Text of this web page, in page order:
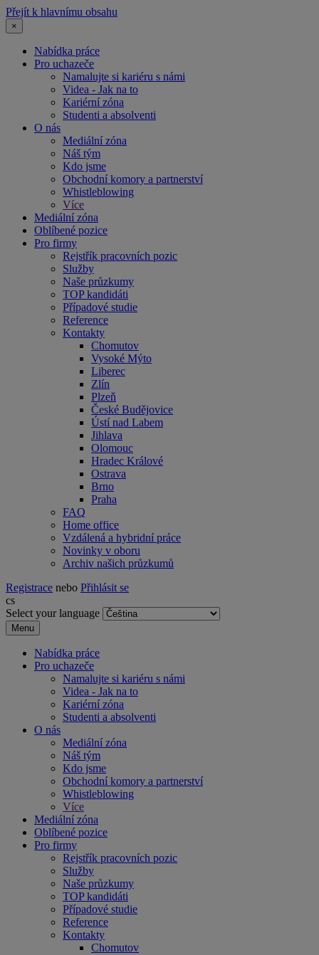
Přejít k hlavnímu obsahu
×
Nabídka práce
Pro uchazeče
Namalujte si kariéru s námi
Videa - Jak na to
Kariérní zóna
Studenti a absolventi
O nás
Mediální zóna
Náš tým
Kdo jsme
Obchodní komory a partnerství
Whistleblowing
Více
Mediální zóna
Oblíbené pozice
Pro firmy
Rejstřík pracovních pozic
Služby
Naše průzkumy
TOP kandidáti
Případové studie
Reference
Kontakty
Chomutov
Vysoké Mýto
Liberec
Zlín
Plzeň
České Budějovice
Ústí nad Labem
Jihlava
Olomouc
Hradec Králové
Ostrava
Brno
Praha
FAQ
Home office
Vzdálená a hybridní práce
Novinky v oboru
Archiv našich průzkumů
Registrace nebo Přihlásit se
cs
Select your language
Menu
Nabídka práce
Pro uchazeče
Namalujte si kariéru s námi
Videa - Jak na to
Kariérní zóna
Studenti a absolventi
O nás
Mediální zóna
Náš tým
Kdo jsme
Obchodní komory a partnerství
Whistleblowing
Více
Mediální zóna
Oblíbené pozice
Pro firmy
Rejstřík pracovních pozic
Služby
Naše průzkumy
TOP kandidáti
Případové studie
Reference
Kontakty
Chomutov